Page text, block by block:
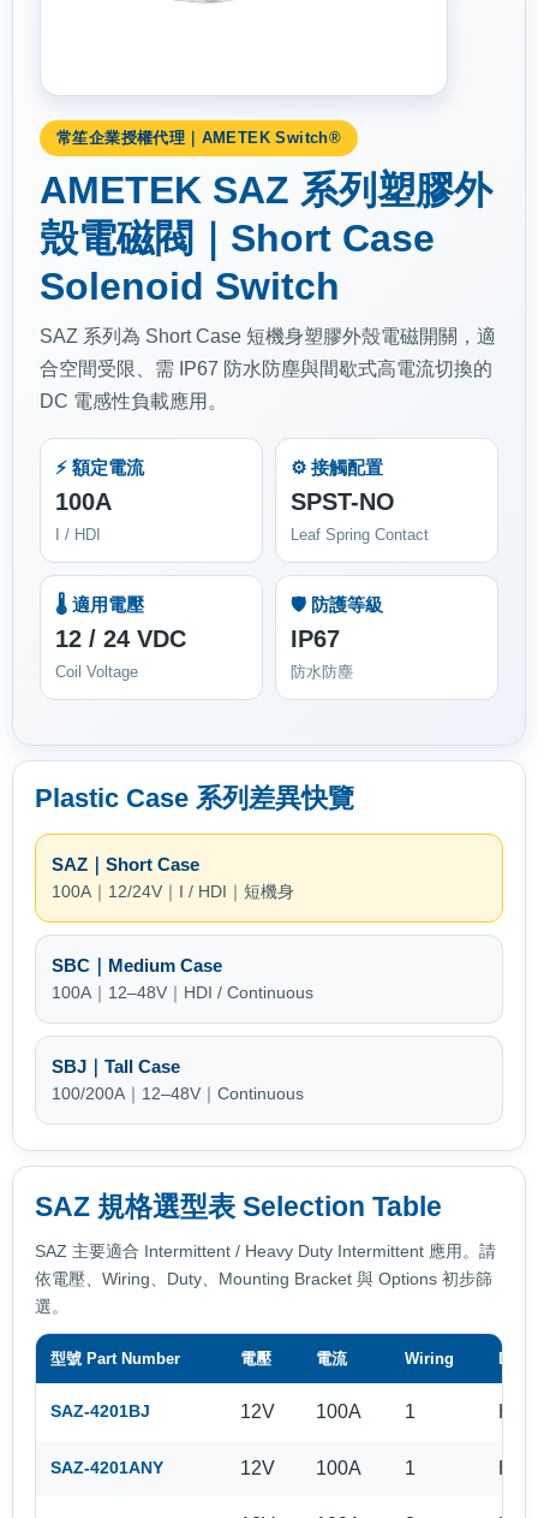
常笙企業授權代理｜AMETEK Switch®
AMETEK SAZ 系列塑膠外
殼電磁閥｜Short Case
Solenoid Switch
SAZ 系列為 Short Case 短機身塑膠外殼電磁開關，適
合空間受限、需 IP67 防水防塵與間歇式高電流切換的
DC 電感性負載應用。
⚡ 額定電流
100A
I / HDI
⚙️ 接觸配置
SPST-NO
Leaf Spring Contact
🌡️ 適用電壓
12 / 24 VDC
Coil Voltage
🛡️ 防護等級
IP67
防水防塵
Plastic Case 系列差異快覽
SAZ｜Short Case
100A｜12/24V｜I / HDI｜短機身
SBC｜Medium Case
100A｜12–48V｜HDI / Continuous
SBJ｜Tall Case
100/200A｜12–48V｜Continuous
SAZ 規格選型表 Selection Table
SAZ 主要適合 Intermittent / Heavy Duty Intermittent 應用。請
依電壓、Wiring、Duty、Mounting Bracket 與 Options 初步篩
選。
型號 Part Number 電壓 電流 Wiring Duty
SAZ-4201BJ 12V 100A 1 HDI
SAZ-4201ANY 12V 100A 1 HDI